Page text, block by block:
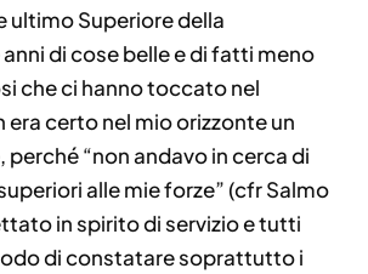
ultimo Superiore della
di cose belle e di fatti meno
che ci hanno toccato nel
certo nel mio orizzonte un
perché “non andavo in cerca di
alle mie forze” (cfr Salmo
in spirito di servizio e tutti
di constatare soprattutto i